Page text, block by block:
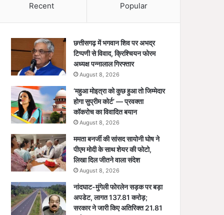
Recent Popular
छत्तीसगढ़ में भगवान शिव पर अभद्र
टिप्पणी से विवाद, क्रिश्चियन फोरम
अध्यक्ष पन्नालाल गिरफ्तार
August 8, 2026
‘महुआ मोइत्रा को कुछ हुआ तो जिम्मेदार
होगा सुप्रीम कोर्ट’ — प्रवक्ता
कॉकरोच का विवादित बयान
August 8, 2026
ममता बनर्जी की सांसद सायोनी घोष ने
पीएम मोदी के साथ शेयर की फोटो,
लिखा दिल जीतने वाला संदेश
August 8, 2026
नांदघाट-मुंगेली फोरलेन सड़क पर बड़ा
अपडेट, लागत 137.81 करोड़;
सरकार ने जारी किए अतिरिक्त 21.81